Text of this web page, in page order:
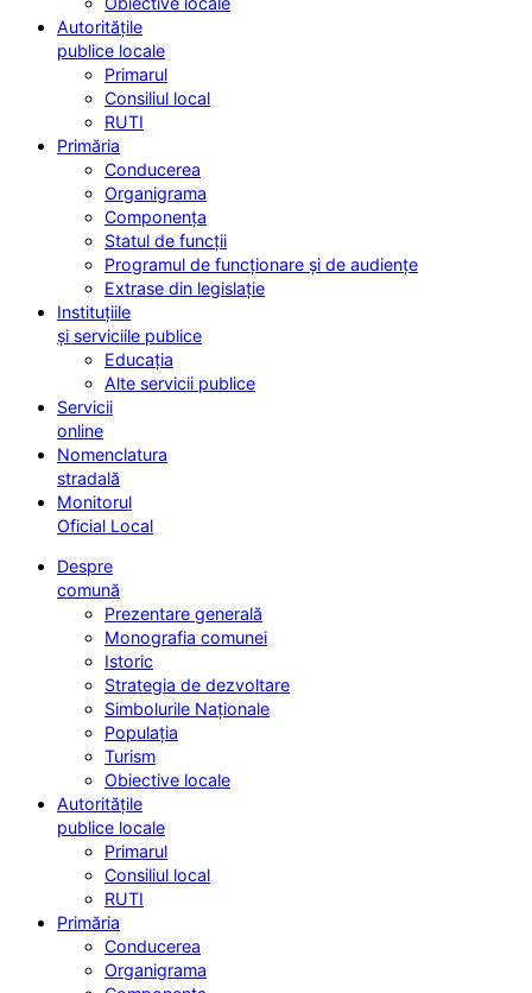
Autoritățile
publice locale
Primarul
Consiliul local
RUTI
Primăria
Conducerea
Organigrama
Componența
Statul de funcții
Programul de funcționare și de audiențe
Extrase din legislație
Instituțiile
și serviciile publice
Educația
Alte servicii publice
Servicii
online
Nomenclatura
stradală
Monitorul
Oficial Local
Despre
comună
Prezentare generală
Monografia comunei
Istoric
Strategia de dezvoltare
Simbolurile Naționale
Populația
Turism
Obiective locale
Autoritățile
publice locale
Primarul
Consiliul local
RUTI
Primăria
Conducerea
Organigrama